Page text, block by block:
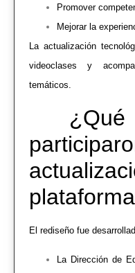
Promover
Mejorar la
La actualización
videoclases y
temáticos.
¿Qué
El rediseño fue
La Dirección de